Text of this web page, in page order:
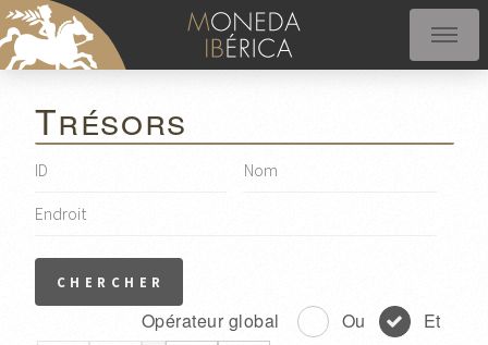
Trésors
Opérateur global Ou Et